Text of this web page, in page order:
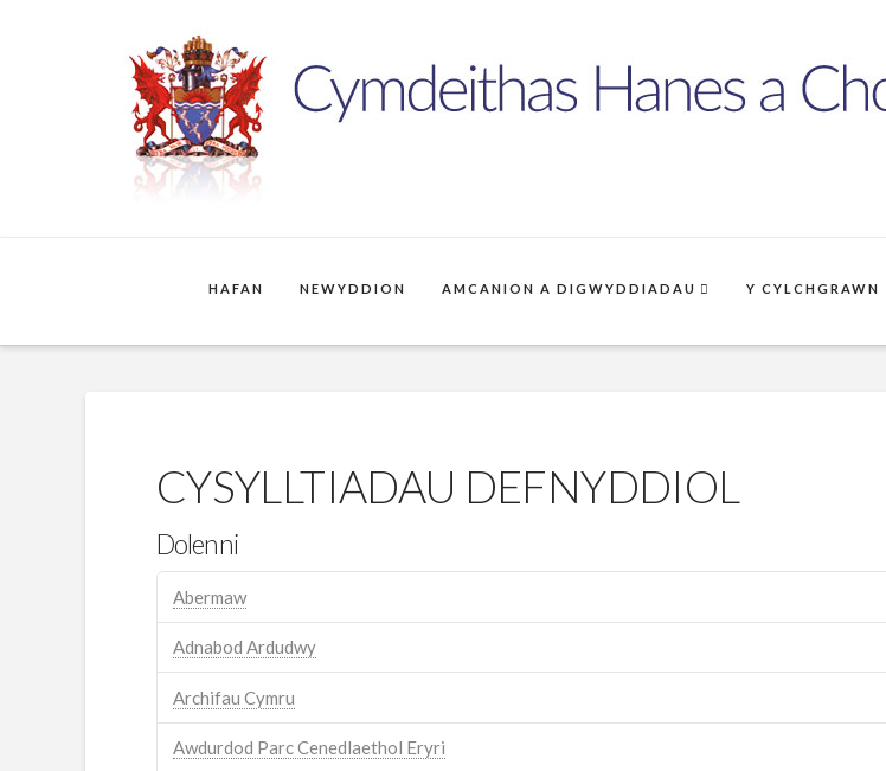
HAFAN NEWYDDION AMCANION A DIGWYDDIADAU Y CYLCHGRAWN
CYSYLLTIADAU DEFNYDDIOL
Dolenni
Abermaw
Adnabod Ardudwy
Archifau Cymru
Awdurdod Parc Cenedlaethol Eryri